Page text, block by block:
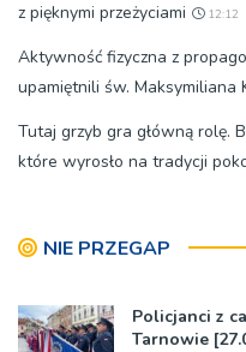
z pięknymi przeżyciami
12:12
Aktywność fizyczna z
upamiętnili św. Maksymiliana
Tutaj grzyb gra główną rolę.
które wyrosło na tradycji
NIE PRZEGAP
Policjanci z
Tarnowie